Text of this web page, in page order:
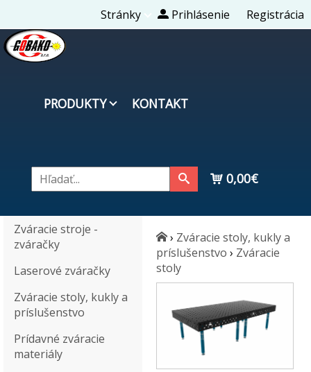
Stránky Prihlásenie Registrácia
PRODUKTY KONTAKT
0,00€
Zváracie stroje -
zváračky
Laserové zváračky
Zváracie stoly, kukly a
príslušenstvo
Prídavné zváracie
materiály
› Zváracie stoly, kukly a
príslušenstvo › Zváracie
stoly